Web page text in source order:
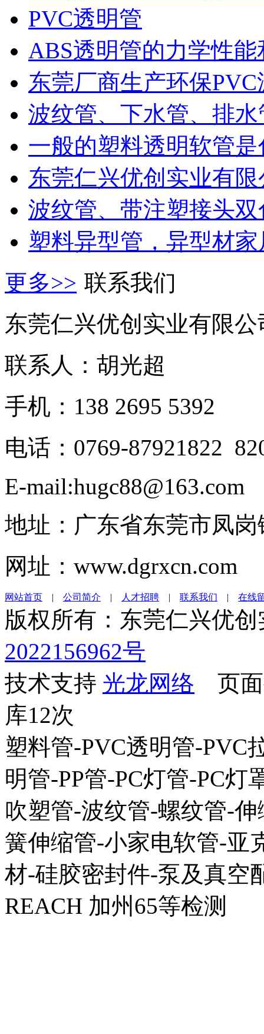
PVC透明管
ABS透明管的力学性
东莞厂商生产环保
波纹管、下水管、排水
一般的塑料透明软管
东莞仁兴优创实业有
波纹管、带注塑接头
塑料异型管，异型材
更多>> 联系我们
东莞仁兴优创实业有限公
联系人：胡光超
手机：138 2695 5392
电话：0769-87921822
E-mail:hugc88@163.com
地址：广东省东莞市凤
网址：www.dgrxcn.com
网站首页 | 公司简介 | 人才招聘 | 联系我们 | 在线
版权所有：东莞仁兴优
2022156962号
技术支持 光龙网络 页面
库12次
塑料管-PVC透明管-PVC
明管-PP管-PC灯管-PC灯
吹塑管-波纹管-螺纹管-
簧伸缩管-小家电软管-亚
材-硅胶密封件-泵及真空
REACH 加州65等检测